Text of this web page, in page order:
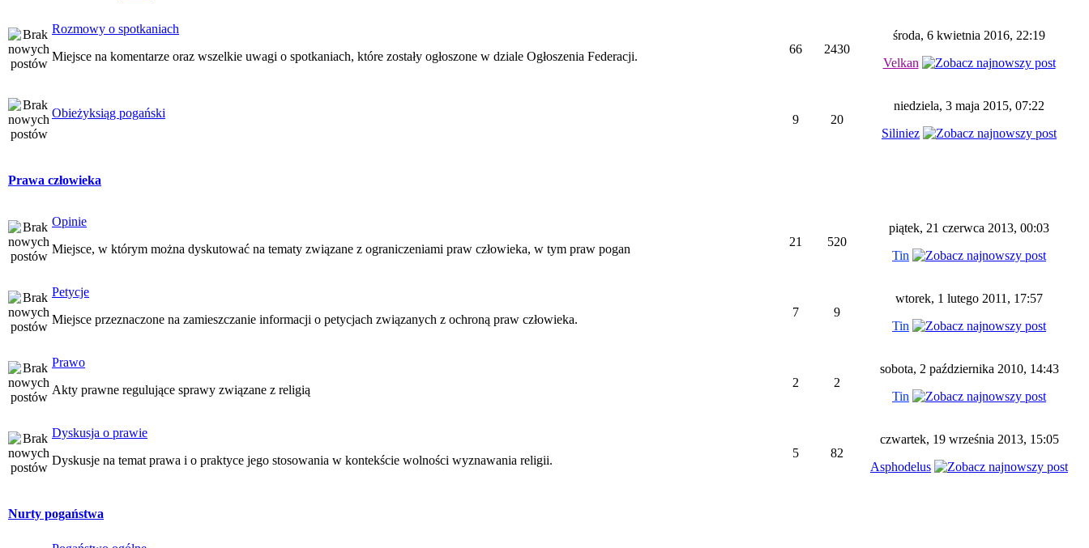
Rozmowy o spotkaniach
Miejsce na komentarze oraz wszelkie uwagi o spotkaniach, które zostały ogłoszone w dziale Ogłoszenia Federacji.
66 2430
środa, 6 kwietnia 2016, 22:19
Velkan
Obieżyksiąg pogański 9 20
niedziela, 3 maja 2015, 07:22
Siliniez
Prawa człowieka
Opinie
Miejsce, w którym można dyskutować na tematy związane z ograniczeniami praw człowieka, w tym praw pogan
21 520
piątek, 21 czerwca 2013, 00:03
Tin
Petycje
Miejsce przeznaczone na zamieszczanie informacji o petycjach związanych z ochroną praw człowieka.
7 9
wtorek, 1 lutego 2011, 17:57
Tin
Prawo
Akty prawne regulujące sprawy związane z religią
2 2
sobota, 2 października 2010, 14:43
Tin
Dyskusja o prawie
Dyskusje na temat prawa i o praktyce jego stosowania w kontekście wolności wyznawania religii.
5 82
czwartek, 19 września 2013, 15:05
Asphodelus
Nurty pogaństwa